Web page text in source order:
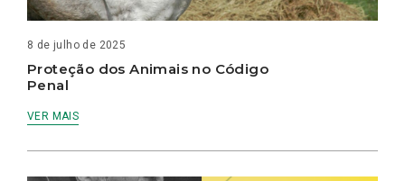
8 de julho de 2025
Proteção dos Animais no Código
Penal
VER MAIS